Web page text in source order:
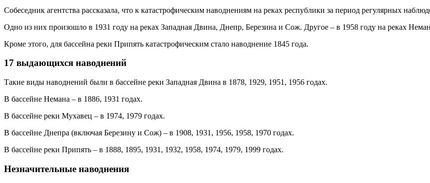
Собеседник агентства рассказала, что к катастрофическим наводнениям на реках республики за период регулярных
Одно из них произошло в 1931 году на реках Западная Двина, Днепр, Березина и Сож. Другое – в 1958 году на реках
Кроме этого, для бассейна реки Припять катастрофическим стало наводнение 1845 года.
17 выдающихся наводнений
Такие виды наводнений были в бассейне реки Западная Двина в 1878, 1929, 1951, 1956 годах.
В бассейне Немана – в 1886, 1931 годах.
В бассейне реки Мухавец – в 1974, 1979 годах.
В бассейне Днепра (включая Березину и Сож) – в 1908, 1931, 1956, 1958, 1970 годах.
В бассейне реки Припять – в 1888, 1895, 1931, 1932, 1958, 1974, 1979, 1999 годах.
Незначительные наводнения